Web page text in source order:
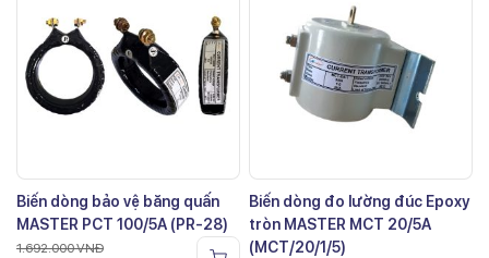
Biến dòng bảo vệ băng quấn
MASTER PCT 100/5A (PR-28)
1.692.000VNĐ
Biến dòng đo lường đúc Epoxy
tròn MASTER MCT 20/5A
(MCT/20/1/5)